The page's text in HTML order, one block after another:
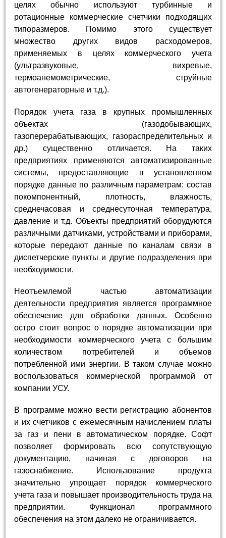
целях обычно используют турбинные и
ротационные коммерческие счетчики подходящих
типоразмеров. Помимо этого существует
множество других видов расходомеров,
применяемых в целях коммерческого учета
(ультразвуковые, вихревые,
термоанемометрические, струйные
автогенераторные и т.д.).
Порядок учета газа в крупных промышленных
объектах (газодобывающих,
газоперерабатывающих, газораспределительных и
др.) существенно отличается. На таких
предприятиях применяются автоматизированные
системы, предоставляющие в установленном
порядке данные по различным параметрам: состав
покомпонентный, плотность, влажность,
среднечасовая и среднесуточная температура,
давление и т.д. Объекты предприятий оборудуются
различными датчиками, устройствами и приборами,
которые передают данные по каналам связи в
диспетчерские пункты и другие подразделения при
необходимости.
Неотъемлемой частью автоматизации
деятельности предприятия является программное
обеспечение для обработки данных. Особенно
остро стоит вопрос о порядке автоматизации при
необходимости коммерческого учета с большим
количеством потребителей и объемов
потребленной ими энергии. В таком случае можно
воспользоваться коммерческой программой от
компании УСУ.
В программе можно вести регистрацию абонентов
и их счетчиков с ежемесячным начислением платы
за газ и пени в автоматическом порядке. Софт
позволяет формировать всю сопутствующую
документацию, начиная с договоров на
газоснабжение. Использование продукта
значительно упрощает порядок коммерческого
учета газа и повышает производительность труда на
предприятии. Функционал программного
обеспечения на этом далеко не ограничивается.